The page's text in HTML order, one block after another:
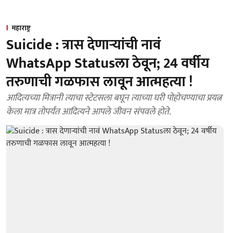
महाराष्ट्र
Suicide : त्रास देणाऱ्यांची नावं
WhatsApp Statusला ठेवून; 24 वर्षीय
तरुणाची गळफास लावून आत्महत्या !
आदित्यच्या मित्रानी त्याचा स्टेटसला बघून त्याच्या घरी पोहोचण्याचा प्रयत्न
केला मात्र तोपर्यंत आदित्यने आपले जीवन संपवले होते.